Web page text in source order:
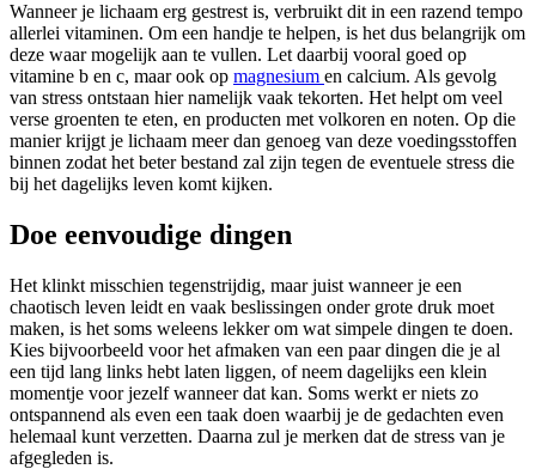
Wanneer je lichaam erg gestrest is, verbruikt dit in een razend tempo
allerlei vitaminen. Om een handje te helpen, is het dus belangrijk om
deze waar mogelijk aan te vullen. Let daarbij vooral goed op
vitamine b en c, maar ook op magnesium en calcium. Als gevolg
van stress ontstaan hier namelijk vaak tekorten. Het helpt om veel
verse groenten te eten, en producten met volkoren en noten. Op die
manier krijgt je lichaam meer dan genoeg van deze voedingsstoffen
binnen zodat het beter bestand zal zijn tegen de eventuele stress die
bij het dagelijks leven komt kijken.
Doe eenvoudige dingen
Het klinkt misschien tegenstrijdig, maar juist wanneer je een
chaotisch leven leidt en vaak beslissingen onder grote druk moet
maken, is het soms weleens lekker om wat simpele dingen te doen.
Kies bijvoorbeeld voor het afmaken van een paar dingen die je al
een tijd lang links hebt laten liggen, of neem dagelijks een klein
momentje voor jezelf wanneer dat kan. Soms werkt er niets zo
ontspannend als even een taak doen waarbij je de gedachten even
helemaal kunt verzetten. Daarna zul je merken dat de stress van je
afgegleden is.